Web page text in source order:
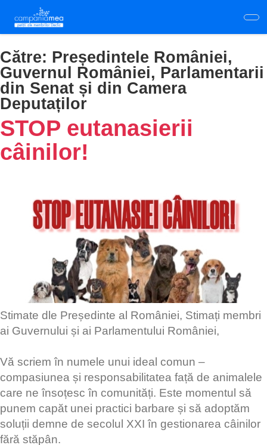
main
content
Către: Președintele României,
Guvernul României, Parlamentarii
din Senat și din Camera
Deputaților
STOP eutanasierii
câinilor!
Stimate dle Președinte al României, Stimați membri
ai Guvernului și ai Parlamentului României,
Vă scriem în numele unui ideal comun –
compasiunea și responsabilitatea față de animalele
care ne însoțesc în comunități. Este momentul să
punem capăt unei practici barbare și să adoptăm
soluții demne de secolul XXI în gestionarea câinilor
fără stăpân.